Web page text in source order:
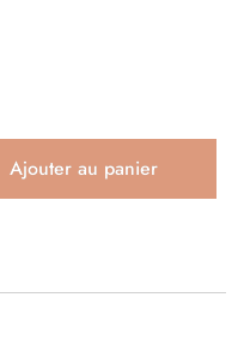
Ajouter au panier